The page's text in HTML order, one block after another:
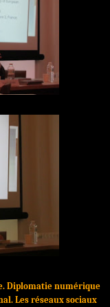
Diplomatie numérique
Les réseaux sociaux